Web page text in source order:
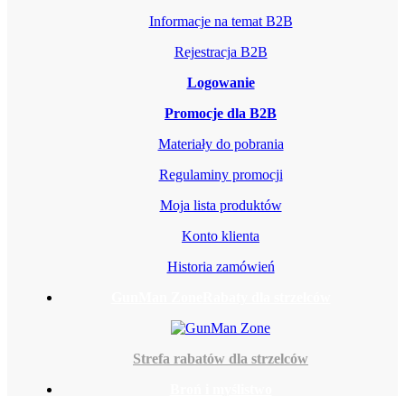
Informacje na temat B2B
Rejestracja B2B
Logowanie
Promocje dla B2B
Materiały do pobrania
Regulaminy promocji
Moja lista produktów
Konto klienta
Historia zamówień
Strefa rabatów dla strzelców